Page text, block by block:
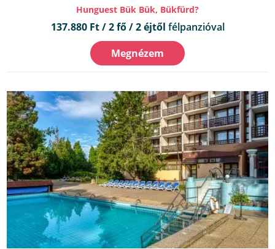
Hunguest Bük Bük, Bükfürd?
137.880 Ft / 2 fő / 2 éjtől félpanzióval
Megnézem